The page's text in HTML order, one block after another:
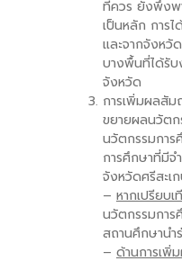
ที่ควร ยังพึ่งพ
เป็นหลัก การ
และจากจังห
บางพื้นที่ได้รับ
จังหวัด
การเพิ่มผลสั
ขยายผลนวัตก
นวัตกรรมกา
การศึกษาที่มี
จังหวัดศรีสะเ
– หากเปรียบ
นวัตกรรมการ
สถานศึกษาน
– ด้านการเพิ่